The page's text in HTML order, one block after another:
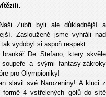
Zubři byli ale důkladnější a
Zaslouženě jsme vyhráli nad
vydobyl si aspoň respekt.
De Stefano, ktery skvěle
a svými fantasy-zákroky
pro Olympioniky!
slavil své Narozeniny! A kluci z
4 vstřelených gólů do sítě